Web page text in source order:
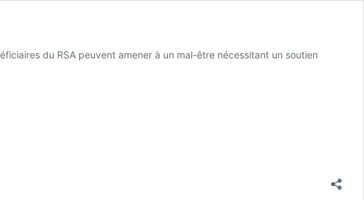
du RSA peuvent amener à un mal-être nécessitant un soutien